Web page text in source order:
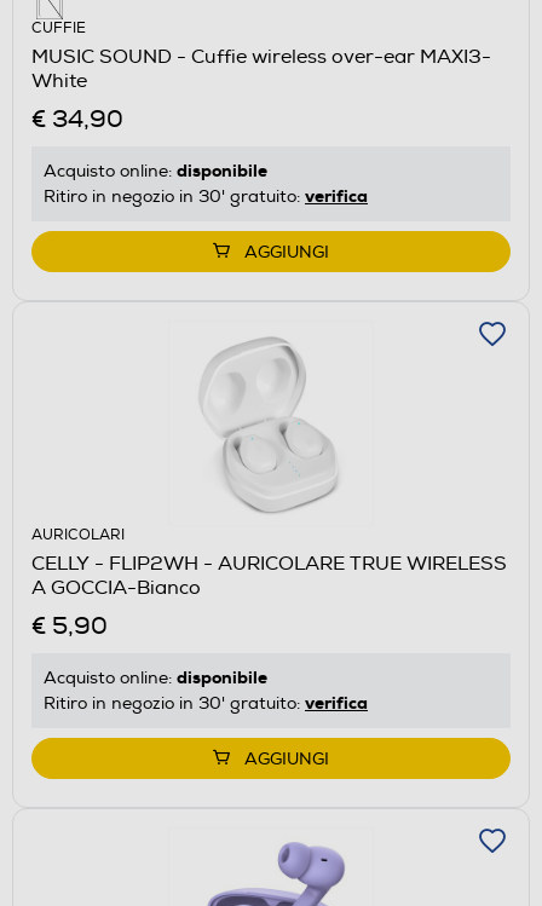
CUFFIE
MUSIC SOUND - Cuffie wireless over-ear MAXI3-
White
€ 34,90
Acquisto online: disponibile
Ritiro in negozio in 30' gratuito: verifica
AGGIUNGI
AURICOLARI
CELLY - FLIP2WH - AURICOLARE TRUE WIRELESS
A GOCCIA-Bianco
€ 5,90
Acquisto online: disponibile
Ritiro in negozio in 30' gratuito: verifica
AGGIUNGI